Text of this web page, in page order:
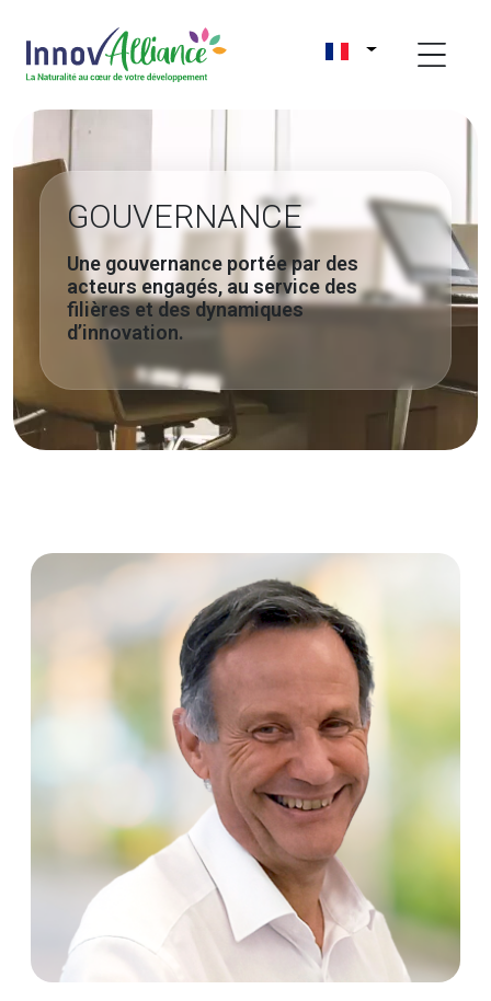
GOUVERNANCE
Une gouvernance portée par des
acteurs engagés, au service des
filières et des dynamiques
d’innovation.